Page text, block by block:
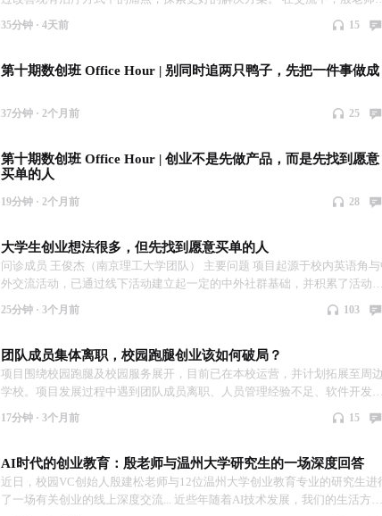
何深入行业、理解用户、一步步验证想法的方法 线上问诊由校园VC创始人
创业项目和人生规划方面的指导与解惑。 📆时间：周四 15:00（线上·腾讯会
十字路口，这一次，可能就是你理顺方向的开始 （扫码报名 / 私信占位）
35分钟 · 4天前 15
第十期数创班 Office Hour | 别同时追两只鸭子，先把一件事做成
37分钟 · 2个月前 25
第十期数创班 Office Hour | 创业不是先做产品，而是先找到愿意
买单的人
19分钟 · 2个月前 28
大学生创业想法很多，但先找到愿意买单的人
问诊成员 王俊杰（南京理工大学团队） 主要问题 项目起源于校内英语角与
外交流活动，已通过线下活动建立起一定的中外社群基础，并积累了活动组
合、内容输出、跨境电商等多个方向，但在商业模式选择、变现路径以及优
校园VC创始人殷建松老师在腾讯会议上坐诊，为大学生创业项目或有创业想
法的大学生进行创业项目和人生规划方面的指导与解惑。 📆时间：周四
15:00（线上·腾讯会议） 🔗名额：本周仅开放 2 位 ✨ 不聊鸡汤，只聊方向 👇
报名 / 私信占位）
25分钟 · 3个月前 103
团队成员集体离职，校园跑腿创业该如何破局？
项目围绕校园跑腿及校园服务展开，目前已在本校运营，并计划拓展至周边
学校。项目发展过程中遇到团队成员离职、人员管理经验不足、软件开发与
金运作方面的建议。 问诊成员 周金鑫 线上问诊由校园VC创始人殷建松老师
和人生规划方面的指导与解惑。问诊活动每一期都会特邀清华、南开创业导
师，曾邀请殷建松，陶峰，张正明 三位导师，为大学生答疑解惑。
17分钟 · 3个月前 15
AI时代的创业教育：殷老师与温州大学研究生的一场深度回答
近日，校园VC创始人殷建松老师与12位温州大学创业教育专业的研究生进
了一场有关创业的线上深度交流... 近些年随着AI技术发展，我们的生活方式